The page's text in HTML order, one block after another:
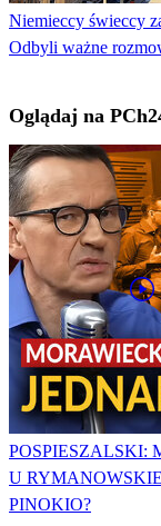
Niemieccy świeccy
Odbyli ważne
Oglądaj na
POSPIESZALSKI:
U
PINOKIO?